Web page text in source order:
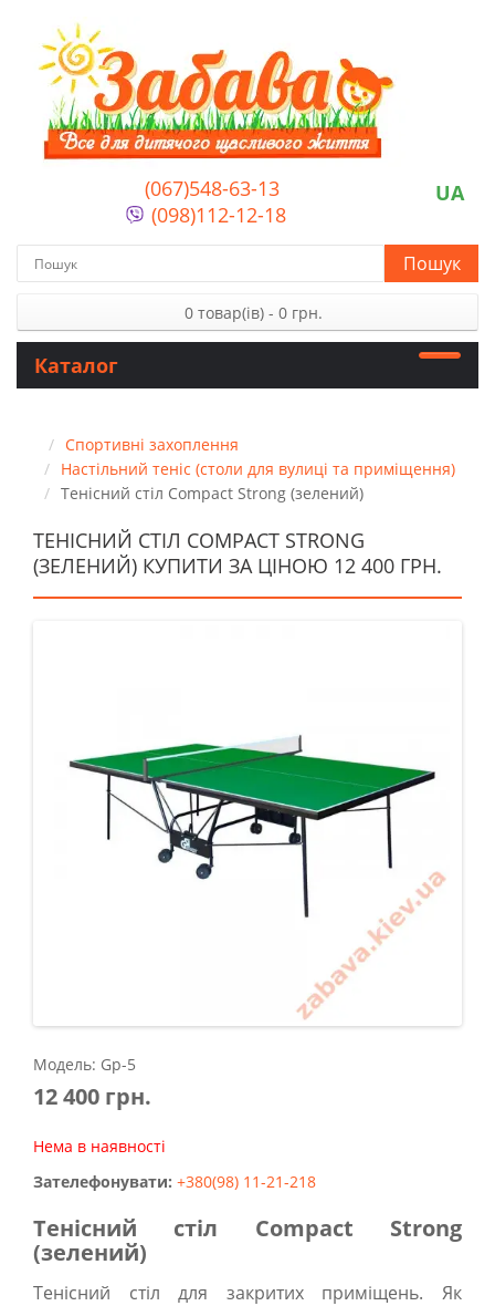
(067)548-63-13
(098)112-12-18
UA
Пошук
0 товар(ів) - 0 грн.
Каталог
Спортивні захоплення
Настільний теніс (столи для вулиці та приміщення)
Тенісний стіл Compact Strong (зелений)
ТЕНІСНИЙ СТІЛ COMPACT STRONG
(ЗЕЛЕНИЙ) КУПИТИ ЗА ЦІНОЮ 12 400 ГРН.
Модель: Gp-5
12 400 грн.
Нема в наявності
Зателефонувати: +380(98) 11-21-218
Тенісний стіл
Compact Strong
(зелений)
Тенісний стіл для закритих приміщень. Як